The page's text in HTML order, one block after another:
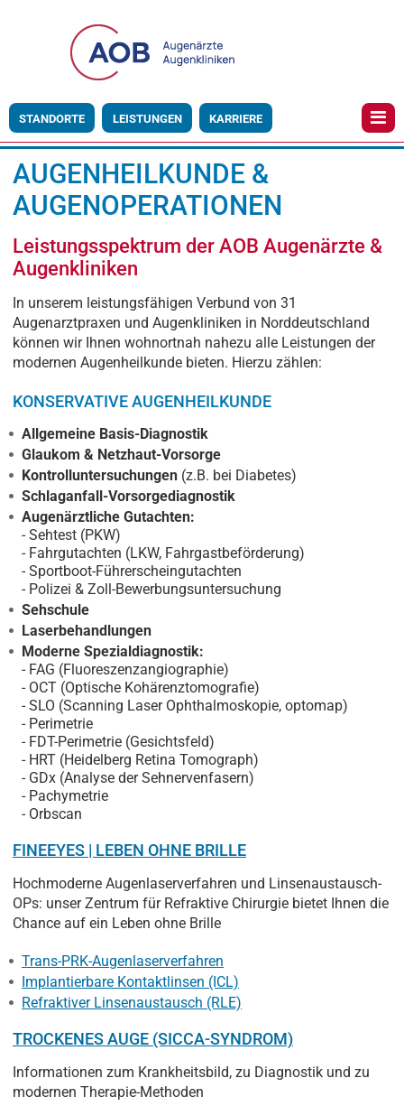
STANDORTE LEISTUNGEN KARRIERE
AUGENHEILKUNDE &
AUGENOPERATIONEN
Leistungsspektrum der AOB Augenärzte &
Augenkliniken
In unserem leistungsfähigen Verbund von 31
Augenarztpraxen und Augenkliniken in Norddeutschland
können wir Ihnen wohnortnah nahezu alle Leistungen der
modernen Augenheilkunde bieten. Hierzu zählen:
KONSERVATIVE AUGENHEILKUNDE
Allgemeine Basis-Diagnostik
Glaukom & Netzhaut-Vorsorge
Kontrolluntersuchungen (z.B. bei Diabetes)
Schlaganfall-Vorsorgediagnostik
Augenärztliche Gutachten:
- Sehtest (PKW)
- Fahrgutachten (LKW, Fahrgastbeförderung)
- Sportboot-Führerscheingutachten
- Polizei & Zoll-Bewerbungsuntersuchung
Sehschule
Laserbehandlungen
Moderne Spezialdiagnostik:
- FAG (Fluoreszenzangiographie)
- OCT (Optische Kohärenztomografie)
- SLO (Scanning Laser Ophthalmoskopie, optomap)
- Perimetrie
- FDT-Perimetrie (Gesichtsfeld)
- HRT (Heidelberg Retina Tomograph)
- GDx (Analyse der Sehnervenfasern)
- Pachymetrie
- Orbscan
FINEEYES | LEBEN OHNE BRILLE
Hochmoderne Augenlaserverfahren und Linsenaustausch-
OPs: unser Zentrum für Refraktive Chirurgie bietet Ihnen die
Chance auf ein Leben ohne Brille
Trans-PRK-Augenlaserverfahren
Implantierbare Kontaktlinsen (ICL)
Refraktiver Linsenaustausch (RLE)
TROCKENES AUGE (SICCA-SYNDROM)
Informationen zum Krankheitsbild, zu Diagnostik und zu
modernen Therapie-Methoden